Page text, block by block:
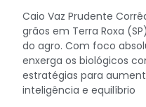
Caio Vaz Prudente
grãos em Terra Roxa
do agro. Com foco
enxerga os biológicos
estratégias para
inteligência e equilíbrio